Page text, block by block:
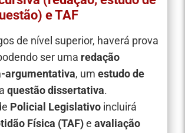
e TAF
de nível superior, haverá prova
ser uma redação
argumentativa, um estudo de
questão dissertativa.
Policial Legislativo incluirá
Física (TAF)e avaliação